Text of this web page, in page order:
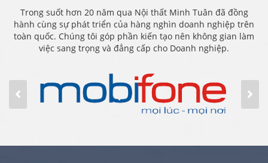
Trong suốt hơn 20 năm qua Nội thất Minh Tuân đã đồng
hành cùng sự phát triển của hàng nghìn doanh nghiệp trên
toàn quốc. Chúng tôi góp phần kiến tạo nên không gian làm
việc sang trọng và đẳng cấp cho Doanh nghiệp.